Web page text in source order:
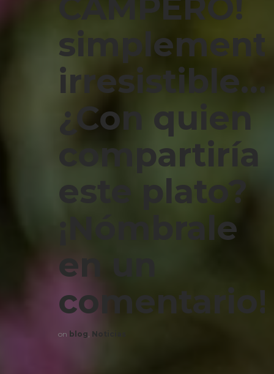
irresistible…
¿Con quien
compartiría
este plato?
¡Nómbrale
en un
on blog Noticias